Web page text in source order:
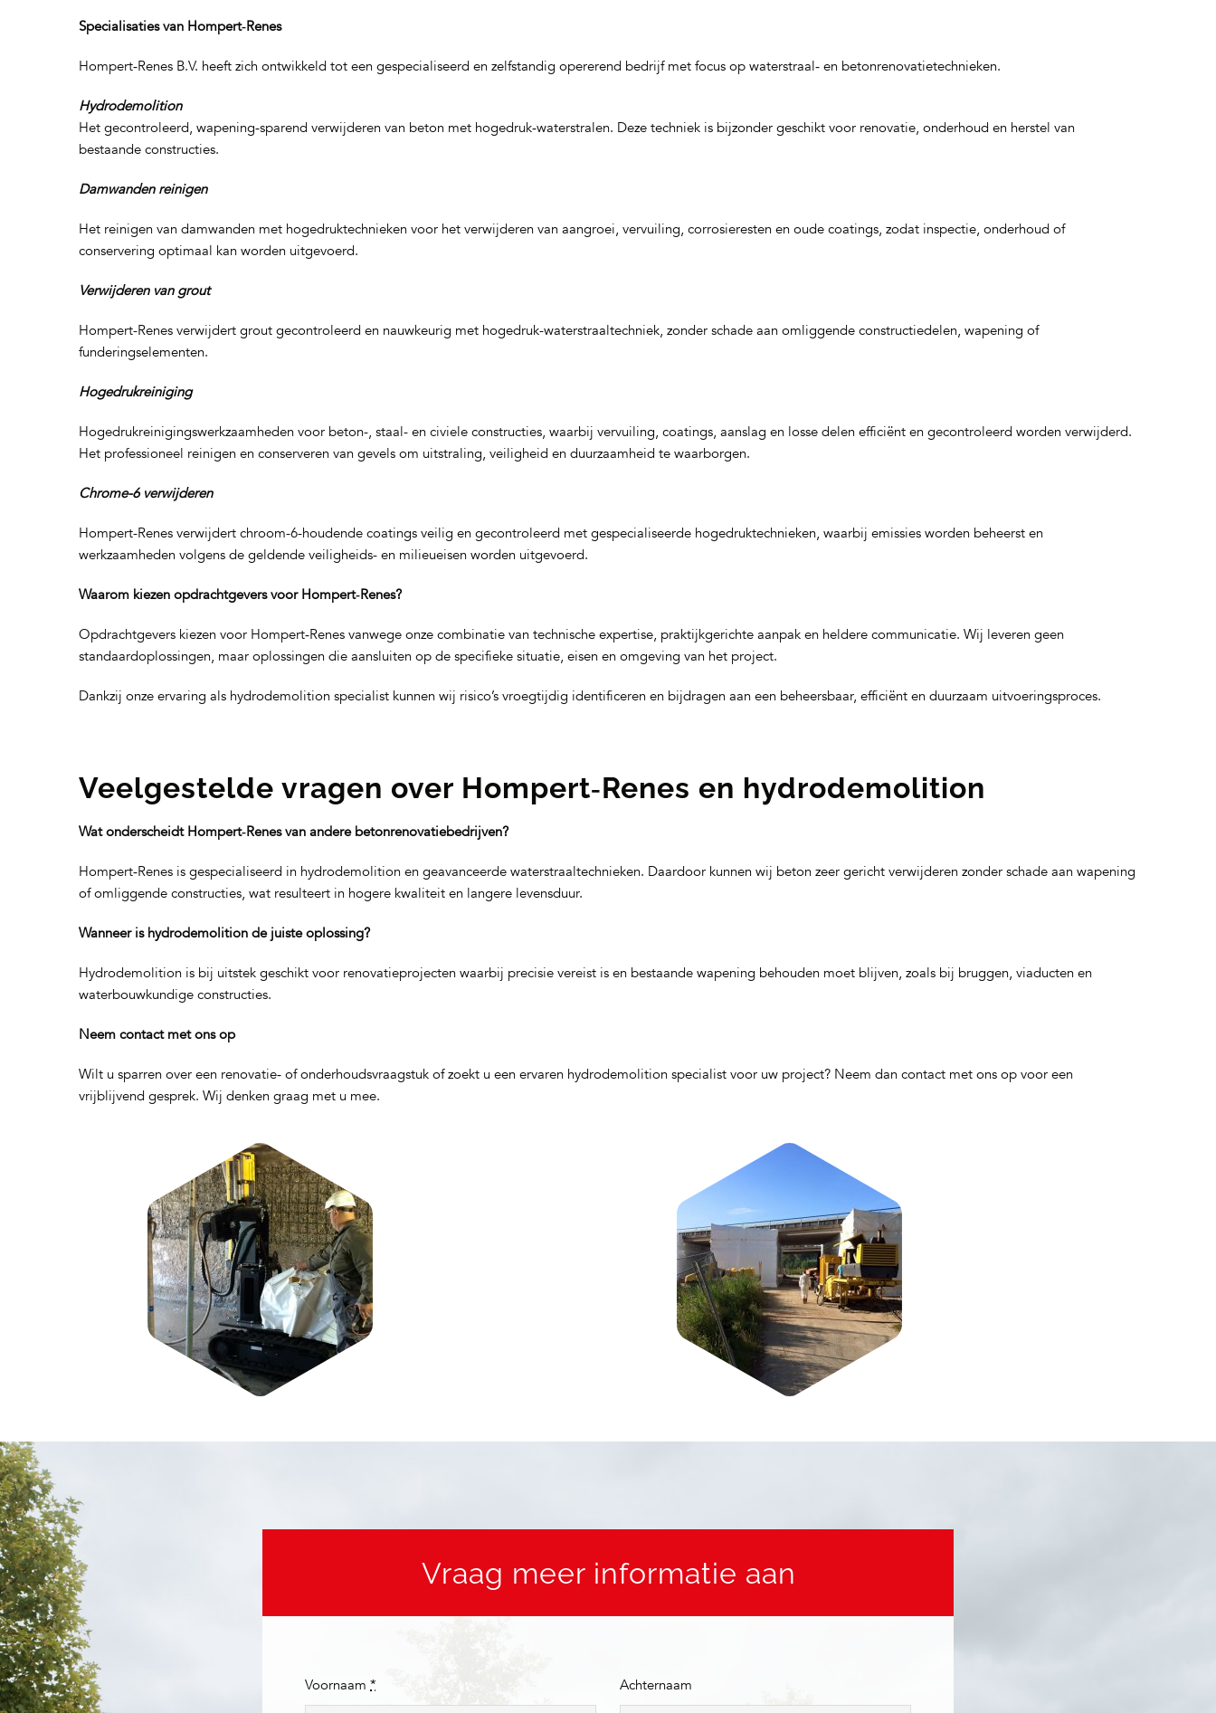
Specialisaties van Hompert‑Renes
Hompert‑Renes B.V. heeft zich ontwikkeld tot een gespecialiseerd en zelfstandig opererend bedrijf met focus op waterstraal‑ en betonrenovatietechnieken.
Hydrodemolition
Het gecontroleerd, wapening‑sparend verwijderen van beton met hogedruk‑waterstralen. Deze techniek is bijzonder geschikt voor renovatie, onderhoud en herstel van
bestaande constructies.
Damwanden reinigen
Het reinigen van damwanden met hogedruktechnieken voor het verwijderen van aangroei, vervuiling, corrosieresten en oude coatings, zodat inspectie, onderhoud of
conservering optimaal kan worden uitgevoerd.
Verwijderen van grout
Hompert-Renes verwijdert grout gecontroleerd en nauwkeurig met hogedruk-waterstraaltechniek, zonder schade aan omliggende constructiedelen, wapening of
funderingselementen.
Hogedrukreiniging
Hogedrukreinigingswerkzaamheden voor beton-, staal- en civiele constructies, waarbij vervuiling, coatings, aanslag en losse delen efficiënt en gecontroleerd worden verwijderd.
Het professioneel reinigen en conserveren van gevels om uitstraling, veiligheid en duurzaamheid te waarborgen.
Chrome-6 verwijderen
Hompert-Renes verwijdert chroom-6-houdende coatings veilig en gecontroleerd met gespecialiseerde hogedruktechnieken, waarbij emissies worden beheerst en
werkzaamheden volgens de geldende veiligheids- en milieueisen worden uitgevoerd.
Waarom kiezen opdrachtgevers voor Hompert‑Renes?
Opdrachtgevers kiezen voor Hompert‑Renes vanwege onze combinatie van technische expertise, praktijkgerichte aanpak en heldere communicatie. Wij leveren geen
standaardoplossingen, maar oplossingen die aansluiten op de specifieke situatie, eisen en omgeving van het project.
Dankzij onze ervaring als hydrodemolition specialist kunnen wij risico’s vroegtijdig identificeren en bijdragen aan een beheersbaar, efficiënt en duurzaam uitvoeringsproces.
Veelgestelde vragen over Hompert‑Renes en hydrodemolition
Wat onderscheidt Hompert‑Renes van andere betonrenovatiebedrijven?
Hompert‑Renes is gespecialiseerd in hydrodemolition en geavanceerde waterstraaltechnieken. Daardoor kunnen wij beton zeer gericht verwijderen zonder schade aan wapening
of omliggende constructies, wat resulteert in hogere kwaliteit en langere levensduur.
Wanneer is hydrodemolition de juiste oplossing?
Hydrodemolition is bij uitstek geschikt voor renovatieprojecten waarbij precisie vereist is en bestaande wapening behouden moet blijven, zoals bij bruggen, viaducten en
waterbouwkundige constructies.
Neem contact met ons op
Wilt u sparren over een renovatie‑ of onderhoudsvraagstuk of zoekt u een ervaren hydrodemolition specialist voor uw project? Neem dan contact met ons op voor een
vrijblijvend gesprek. Wij denken graag met u mee.
Vraag meer informatie aan
Voornaam* Achternaam